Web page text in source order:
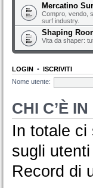
Mercatino
Compro, vendo,
surf industry.
Shaping
Vita da shaper:
LOGIN • ISCRIVITI
Nome utente:
CHI C’È
In totale ci
sugli
Record di